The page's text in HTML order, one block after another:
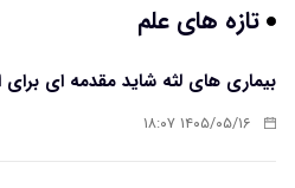
تازه های علم
بیماری های لثه شاید مقدمه ای برای ابتلا
۱۴۰۵/۰۵/۱۶ ۱۸:۰۷